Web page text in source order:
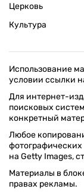
Церковь
Культура
Использование
условии ссылки
Для интернет-
поисковых
конкретный
Любое
на Getty Images,
Материалы в
правах рекламы.